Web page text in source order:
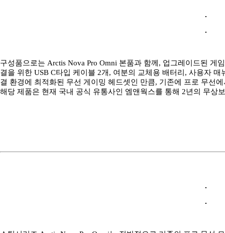
구성품으로는 Arctis Nova Pro Omni 본품과 함께, 업그레이드된 게
결을 위한 USB C타입 케이블 2개, 여분의 교체용 배터리, 사용자
결 환경에 최적화된 무선 게이밍 헤드셋인 만큼, 기존에 프로 무선
해당 제품은 현재 국내 공식 유통사인 엠앤웍스를 통해 2년의 무상